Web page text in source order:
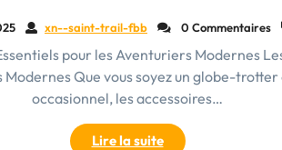
xn--saint-trail-fbb 0 Commentaires
pour les Aventuriers Modernes
Que vous soyez un globe-
occasionnel, les accessoires…
Lire la suite"Les